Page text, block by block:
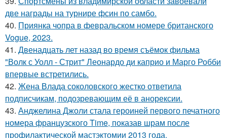
две награды на турнире фсин по самбо.
40. Приянка чопра в февральском номере британского
Vogue, 2023.
41. Двенадцать лет назад во время съёмок фильма
"Волк с Уолл - Стрит" Леонардо ди каприо и Марго Робби
впервые встретились.
42. Жена Влада соколовского жестко ответила
подписчикам, подозревающим её в анорексии.
43. Анджелина Джоли стала героиней первого печатного
номера французского Time, показав шрам после
профилактической мастэктомии 2013 года.